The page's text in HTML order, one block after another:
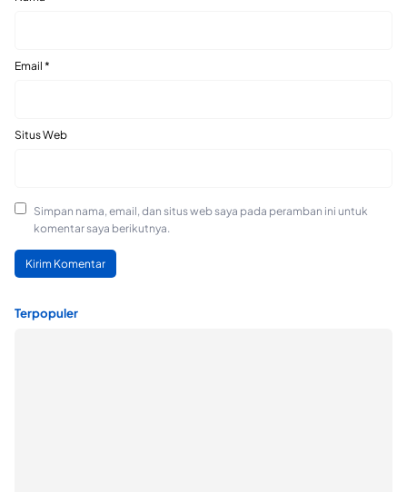
Email *
Situs Web
Simpan nama, email, dan situs web saya pada peramban ini untuk
komentar saya berikutnya.
Terpopuler